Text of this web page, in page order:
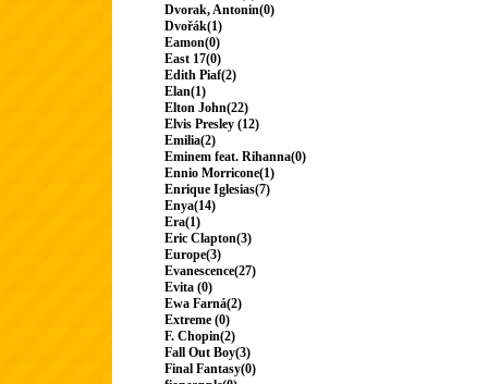
Dvorak, Antonin(0)
Dvořák(1)
Eamon(0)
East 17(0)
Edith Piaf(2)
Elan(1)
Elton John(22)
Elvis Presley (12)
Emilia(2)
Eminem feat. Rihanna(0)
Ennio Morricone(1)
Enrique Iglesias(7)
Enya(14)
Era(1)
Eric Clapton(3)
Europe(3)
Evanescence(27)
Evita (0)
Ewa Farná(2)
Extreme (0)
F. Chopin(2)
Fall Out Boy(3)
Final Fantasy(0)